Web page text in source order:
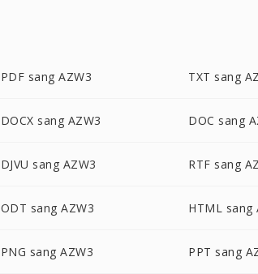
PDF sang AZW3 TXT sang
DOCX sang AZW3 DOC sang
DJVU sang AZW3 RTF sang
ODT sang AZW3 HTML sang
PNG sang AZW3 PPT sang